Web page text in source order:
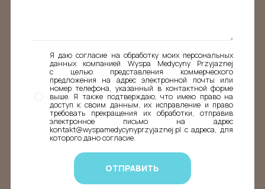
Я даю согласие на обработку моих персональных
данных компанией Wyspa Medycyny Przyjaznej
с целью представления коммерческого
предложения на адрес электронной почты или
номер телефона, указанный в контактной форме
выше. Я также подтверждаю, что имею право на
доступ к своим данным, их исправление и право
требовать прекращения их обработки, отправив
электронное письмо на адрес
kontakt@wyspamedycynyprzyjaznej.pl с адреса, для
которого дано согласие.